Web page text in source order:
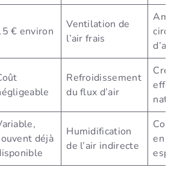
€ environ
Ventilation de
l’air frais
d’air
Refroidissement
du flux d’air
effet
déjà
Humidification
de l’air indirecte
en